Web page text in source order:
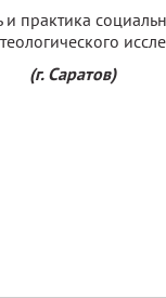
и практика
(г. Саратов)